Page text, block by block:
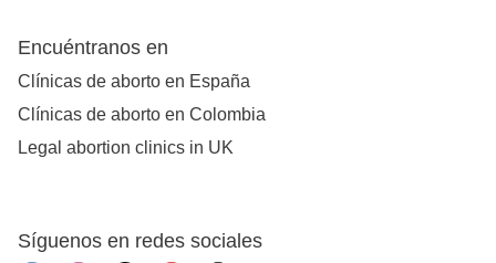
Encuéntranos en
Clínicas de aborto en España
Clínicas de aborto en Colombia
Legal abortion clinics in UK
Síguenos en redes sociales